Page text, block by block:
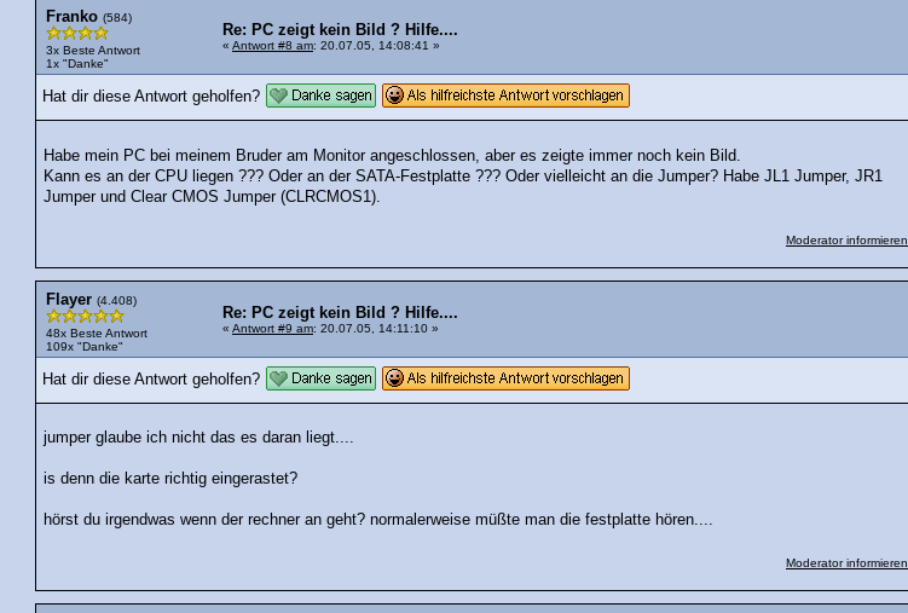
Franko (584)
3x Beste Antwort
1x "Danke"
Re: PC zeigt kein Bild ? Hilfe....
« Antwort #8 am: 20.07.05, 14:08:41 »
Hat dir diese Antwort geholfen?
Habe mein PC bei meinem Bruder am Monitor angeschlossen, aber es zeigte immer noch kein Bild.
Kann es an der CPU liegen ??? Oder an der SATA-Festplatte ??? Oder vielleicht an die Jumper? Habe JL1 Jumper, JR1
Jumper und Clear CMOS Jumper (CLRCMOS1).
Moderator informieren
Flayer (4.408)
48x Beste Antwort
109x "Danke"
Re: PC zeigt kein Bild ? Hilfe....
« Antwort #9 am: 20.07.05, 14:11:10 »
Hat dir diese Antwort geholfen?
jumper glaube ich nicht das es daran liegt....
is denn die karte richtig eingerastet?
hörst du irgendwas wenn der rechner an geht? normalerweise müßte man die festplatte hören....
Moderator informieren